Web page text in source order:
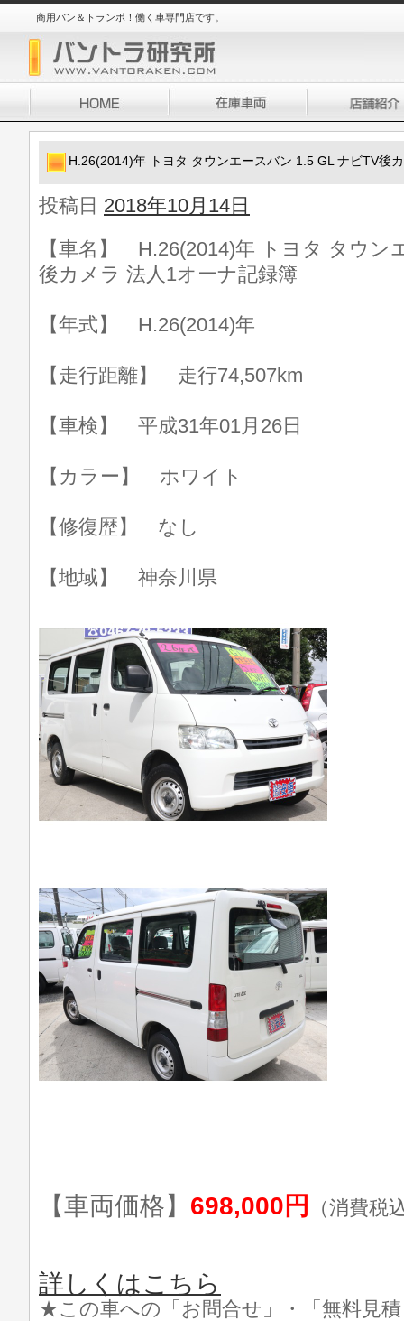
商用バン＆トランポ！働く車専門店です。
H.26(2014)年 トヨタ タウンエースバン 1.5 GL ナビTV後
投稿日 2018年10月14日
【車名】 H.26(2014)年 トヨタ タウン
後カメラ 法人1オーナ記録簿
【年式】 H.26(2014)年
【走行距離】 走行74,507km
【車検】 平成31年01月26日
【カラー】 ホワイト
【修復歴】 なし
【地域】 神奈川県
【車両価格】 698,000円 （消費税
詳しくはこちら
★この車への「お問合せ」・「無料見